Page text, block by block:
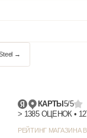
КАРТЫ 5/5
РЕЙТИНГ МАГАЗИНА